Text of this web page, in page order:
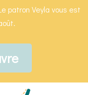
patron Veyla vous est